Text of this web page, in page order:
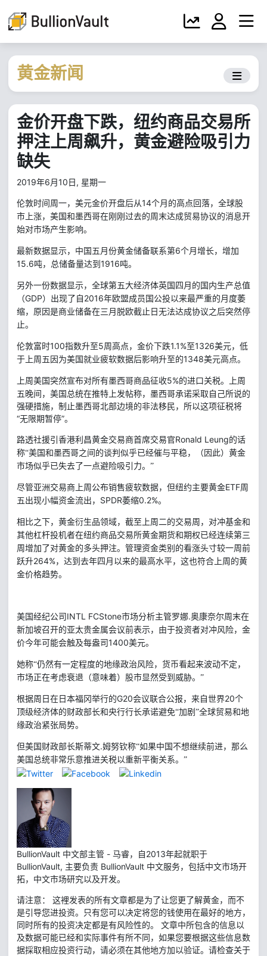
黄金新闻
金价开盘下跌，纽约商品交易所
押注上周飙升，黄金避险吸引力
缺失
2019年6月10日, 星期一
伦敦时间周一，美元金价开盘后从14个月的高点回落，全球股
市上涨，美国和墨西哥在刚刚过去的周末达成贸易协议的消息开
始对市场产生影响。
最新数据显示，中国五月份黄金储备联系第6个月增长，增加
15.6吨，总储备量达到 1916吨。
另外一份数据显示，全球第五大经济体英国四月的国内生产总值
（GDP）出现了自 2016年欧盟成员国公投以来最严重的月度萎
缩，原因是商业储备在三月脱欧截止日无法达成协议之后突然停
止。
伦敦富时100指数升至5周高点，金价下跌1.1%至1326美元，低
于上周五因为美国就业疲软数据后影响升至的1348美元高点。
上周美国突然宣布对所有墨西哥商品征收5%的进口关税。上周
五晚间，美国总统在推特上发帖称，墨西哥承诺采取自己所说的
强硬措施，制止墨西哥北部边境的非法移民，所以这项征税将
“无限期暂停”。
路透社援引香港利昌黄金交易商首席交易官Ronald Leung的话
称“美国和墨西哥之间的谈判似乎已经催与平稳，（因此）黄金
市场似乎已失去了一点避险吸引力。”
尽管亚洲交易商上周公布销售疲软数据，但纽约主要黄金ETF周
五出现小幅资金流出， SPDR萎缩0.2%。
相比之下，黄金衍生品领域，截至上周二的交易周，对冲基金和
其他杠杆投机者在纽约商品交易所黄金期货和期权已经连续第三
周增加了对黄金的多头押注。管理资金类别的看涨头寸较一周前
跃升264%，达到去年四月以来的最高水平，这也符合上周的黄
金价格趋势。
美国经纪公司 INTL FCStone市场分析主管罗娜.奥康奈尔周末在
新加坡召开的亚太贵金属会议前表示，由于投资者对冲风险，金
价今年可能会触及每盎司 1400美元。
她称“仍然有一定程度的地缘政治风险，货币看起来波动不定，
市场正在考虑衰退（意味着）股市显然受到威胁。”
根据周日在日本福冈举行的G20会议联合公报，来自世界20个
顶级经济体的财政部长和央行行长承诺避免“加剧”全球贸易和地
缘政治紧张局势。
但美国财政部长斯蒂文.姆努钦称“如果中国不想继续前进，那么
美国总统非常乐意推进关税以重新平衡关系。”
BullionVault 中文部主管 - 马睿，自2013年起就职于
BullionVault, 主要负责 BullionVault 中文服务，包括中文市场开
拓，中文市场研究以及开发。
请注意： 这裡发表的所有文章都是为了让您更了解黄金，而不
是引导您进投资。只有您可以决定将您的钱使用在最好的地方，
同时所有的投资决定都是有风险性的。 文章中所包含的信息以
及数据可能已经和实际事件有所不同，如果您要根据这些信息数
据採取相应投资行动，请必须在其他地方加以验证。请检查关于